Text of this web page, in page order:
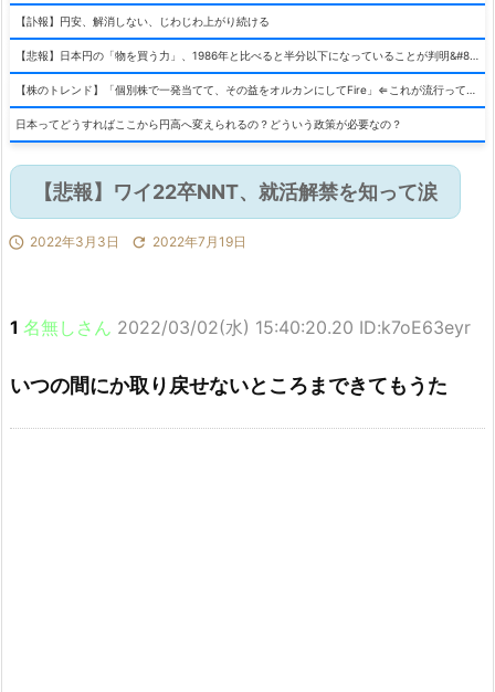
【訃報】円安、解消しない、じわじわ上がり続ける
日本ってどうすればここから円高へ変えられるの？どういう政策が必要なの？
【悲報】ワイ22卒NNT、就活解禁を知って涙
 2022年3月3日  2022年7月19日
1 名無しさん 2022/03/02(水) 15:40:20.20 ID:k7oE63eyr
いつの間にか取り戻せないところまできてもうた